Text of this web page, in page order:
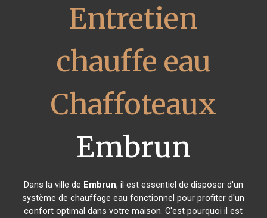
Entretien
chauffe eau
Chaffoteaux
Embrun
Dans la ville de Embrun, il est essentiel de disposer d'un
système de chauffage eau fonctionnel pour profiter d'un
confort optimal dans votre maison. C'est pourquoi il est